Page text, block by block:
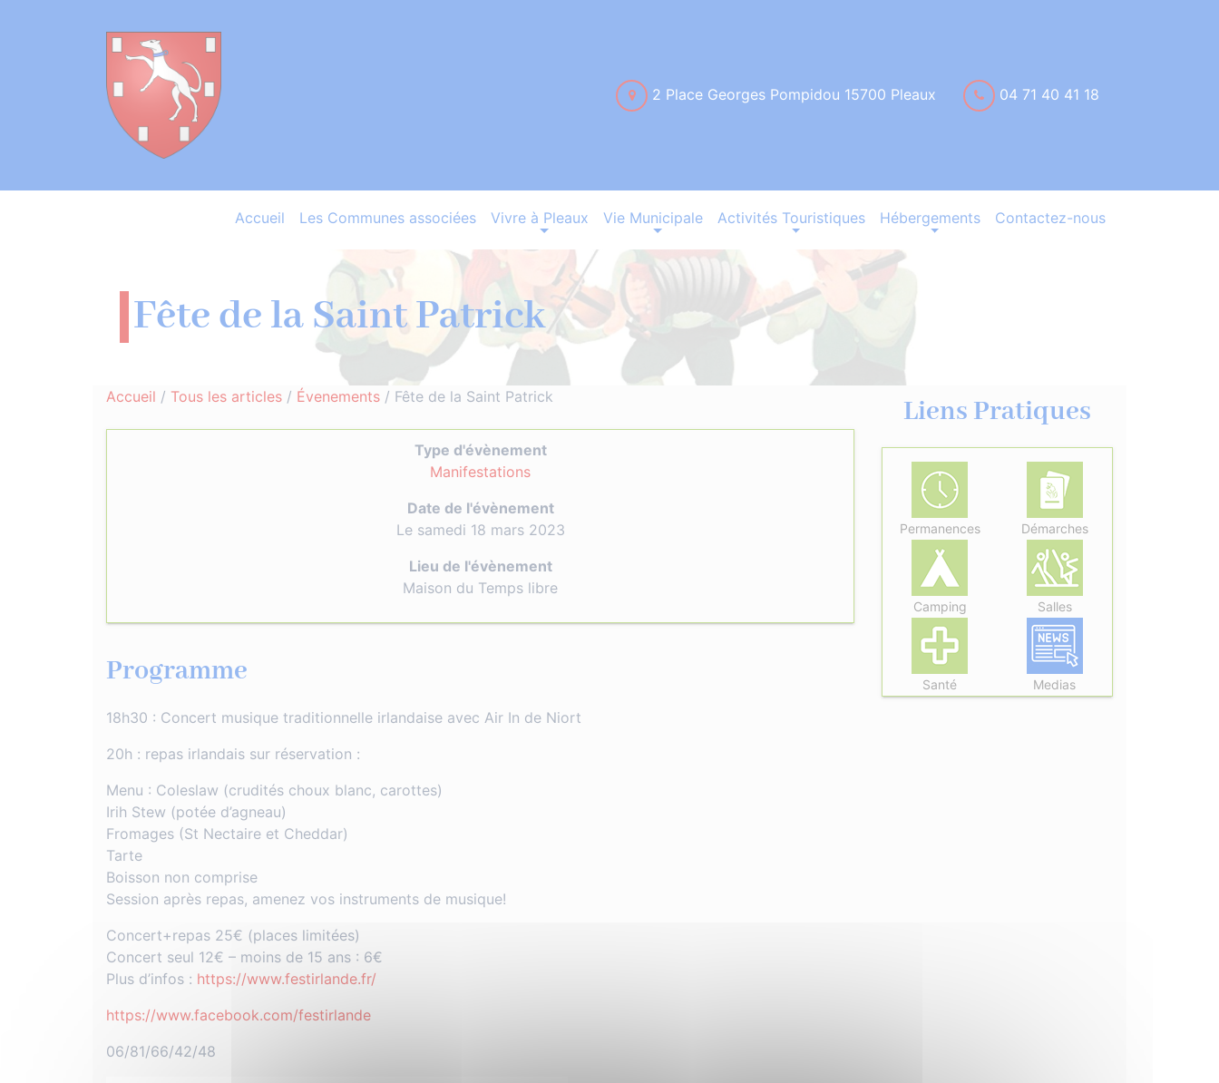
2 Place Georges Pompidou 15700 Pleaux 04 71 40 41 18
Accueil Les Communes associées Vivre à Pleaux Vie Municipale Activités Touristiques Hébergements Contactez-nous
Fête de la Saint Patrick
Accueil / Tous les articles / Évenements / Fête de la Saint Patrick
Type d'évènement
Manifestations
Date de l'évènement
Le samedi 18 mars 2023
Lieu de l'évènement
Maison du Temps libre
Programme
18h30 : Concert musique traditionnelle irlandaise avec Air In de Niort
20h : repas irlandais sur réservation :
Menu : Coleslaw (crudités choux blanc, carottes)
Irih Stew (potée d’agneau)
Fromages (St Nectaire et Cheddar)
Tarte
Boisson non comprise
Session après repas, amenez vos instruments de musique!
Concert+repas 25€ (places limitées)
Concert seul 12€ – moins de 15 ans : 6€
Plus d’infos : https://www.festirlande.fr/
https://www.facebook.com/festirlande
06/81/66/42/48
Liens Pratiques
Permanences Démarches
Camping Salles
Santé Medias